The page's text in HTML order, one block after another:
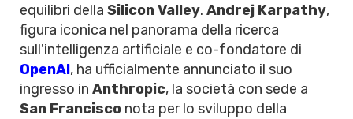
equilibri della Silicon Valley. Andrej Karpathy,
figura iconica nel panorama della ricerca
sull'intelligenza artificiale e co-fondatore di
OpenAI, ha ufficialmente annunciato il suo
ingresso in Anthropic, la società con sede a
San Francisco nota per lo sviluppo della